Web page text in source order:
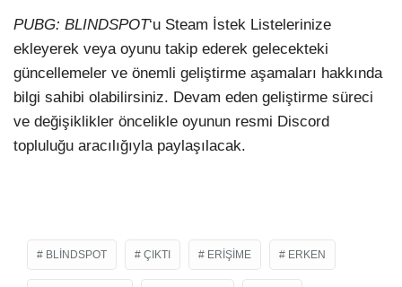
PUBG: BLINDSPOT‘u Steam İstek Listelerinize
ekleyerek veya oyunu takip ederek gelecekteki
güncellemeler ve önemli geliştirme aşamaları hakkında
bilgi sahibi olabilirsiniz. Devam eden geliştirme süreci
ve değişiklikler öncelikle oyunun resmi Discord
topluluğu aracılığıyla paylaşılacak.
BLINDSPOT ÇIKTI ERIŞIME ERKEN